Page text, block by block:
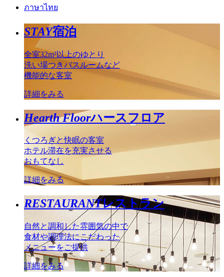
ภาษาไทย
STAY宿泊
全室32m²以上のゆとり
洗い場つきバスルームなど
機能的な客室
詳細をみる
Hearth Floorハースフロア
くつろぎと快眠の客室
ホテル滞在を充実させる
おもてなし
詳細をみる
RESTAURANTレストラン
自然と調和した雰囲気の中で
食材や調理法にこだわった
メニューをご提供
詳細をみる